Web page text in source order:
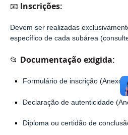
📧 Inscrições:
Devem ser realizadas
específico de cada subárea
📂 Documentação exigida:
Formulário de inscrição (Anexo I
Declaração de autenticidade
Diploma ou certidão de